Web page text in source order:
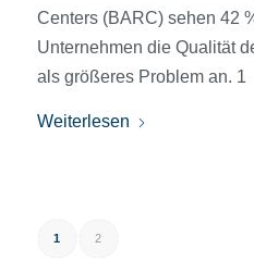
Centers (BARC) sehen 42
Unternehmen die Qualität
als größeres Problem an. 1
Weiterlesen
1 2